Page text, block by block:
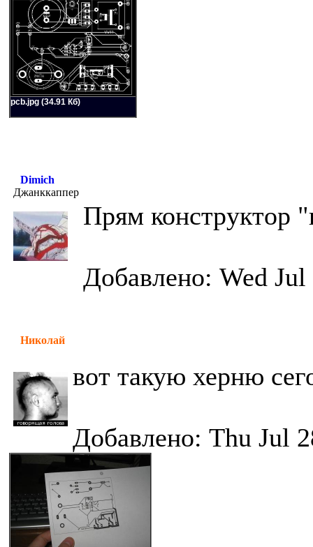
pcb.jpg (34.91 Кб)
Dimich
Джанккаппер
Прям конструктор
Добавлено: Wed
Николай
вот такую херню
Добавлено: Thu Jul